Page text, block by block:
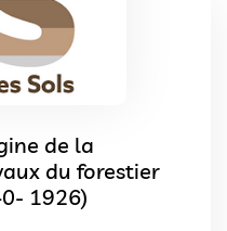
du forestier
1926)